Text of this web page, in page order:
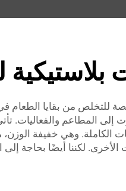
بلاستيكية
للتخلص من بقايا الطعام
الكاملة. وهي خفيفة
الأخرى. لكننا أيضًا بحاجة